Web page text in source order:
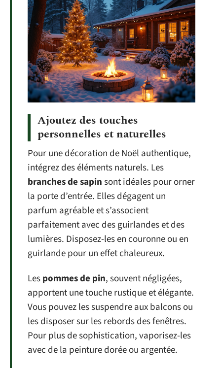
Ajoutez des touches
personnelles et naturelles
Pour une décoration de Noël authentique,
intégrez des éléments naturels. Les
branches de sapinsont idéales pour orner
la porte d’entrée. Elles dégagent un
parfum agréable et s’associent
parfaitement avec des guirlandes et des
lumières. Disposez-les en couronne ou en
guirlande pour un effet chaleureux.
Lespommes de pin, souvent négligées,
apportent une touche rustique et élégante.
Vous pouvez les suspendre aux balcons ou
les disposer sur les rebords des fenêtres.
Pour plus de sophistication, vaporisez-les
avec de la peinture dorée ou argentée.